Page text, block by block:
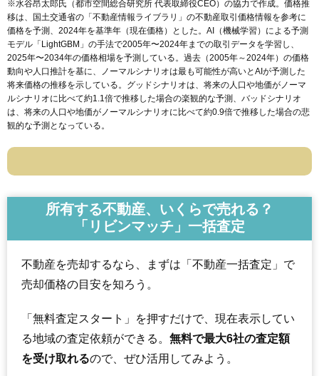
※水谷昂太郎氏（都市空間総合研究所 代表取締役CEO）の協力で作成。価格推
移は、国土交通省の「 不動産情報ライブラリ 」の不動産取引価格情報を参考に
価格を予測、2024年を基準年（現在価格）とした。AI（機械学習）による予測
モデル「LightGBM」の手法で2005年〜2024年までの取引データを学習し、
2025年〜2034年の価格相場を予測している。過去（2005年～2024年）の価格
動向や人口推計を基に、ノーマルシナリオは最も可能性が高いとAIが予測した
将来価格の推移を示している。グッドシナリオは、将来の人口や地価がノーマ
ルシナリオに比べて約1.1倍で推移した場合の楽観的な予測、バッドシナリオ
は、将来の人口や地価がノーマルシナリオに比べて約0.9倍で推移した場合の悲
観的な予測となっている。
所有する不動産、いくらで売れる？
「リビンマッチ」一括査定
不動産を売却するなら、まずは「不動産一括査定」で
売却価格の目安を知ろう。
「無料査定スタート」を押すだけで、現在表示してい
る地域の査定依頼ができる。 無料で最大6社の査定額
を受け取れるので、ぜひ活用してみよう。